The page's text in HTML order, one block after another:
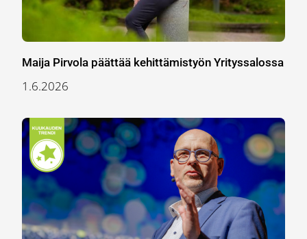
Maija Pirvola päättää kehittämistyön Yrityssalossa
1.6.2026